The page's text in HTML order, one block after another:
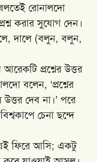
রোনালদো
করার সুযোগ দেন।
দালে (বলুন, বলুন,
প্রশ্নের উত্তর
বলেন, ‘প্রশ্নের
দেব না।’ পরে
চেনা ছন্দে
ফিরে আসি; একটু